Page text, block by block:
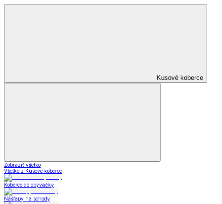
Kusové koberce
Zobraziť všetko
Všetko z Kusové koberce
Koberce do obývačky
Nášľapy na schody